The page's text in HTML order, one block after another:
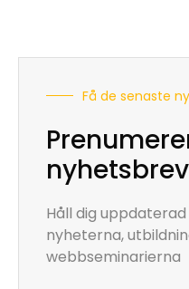
Få de senaste
nyhetsbrev
Håll dig
nyheterna,
webbseminarierna